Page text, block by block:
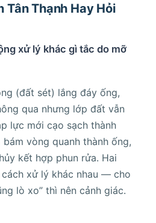
Tân Thạnh Hay Hỏi
xử lý khác gì tắc do mỡ
(đất sét) lắng đáy ống,
qua nhưng lớp đất vẫn
lực mới cạo sạch thành
vòng quanh thành ống,
kết hợp phun rửa. Hai
cách xử lý khác nhau — cho
lò xo” thì nên cảnh giác.